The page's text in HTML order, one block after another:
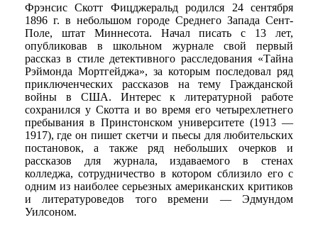
Фрэнсис Скотт Фицджеральд родился 24 сентября
1896 г. в небольшом городе Среднего Запада Сент-
Поле, штат Миннесота. Начал писать с 13 лет,
опубликовав в школьном журнале свой первый
рассказ в стиле детективного расследования «Тайна
Рэймонда Мортгейджа», за которым последовал ряд
приключенческих рассказов на тему Гражданской
войны в США. Интерес к литературной работе
сохранился у Скотта и во время его четырехлетнего
пребывания в Принстонском университете (1913 —
1917), где он пишет скетчи и пьесы для любительских
постановок, а также ряд небольших очерков и
рассказов для журнала, издаваемого в стенах
колледжа, сотрудничество в котором сблизило его с
одним из наиболее серьезных американских критиков
и литературоведов того времени — Эдмундом
Уилсоном.